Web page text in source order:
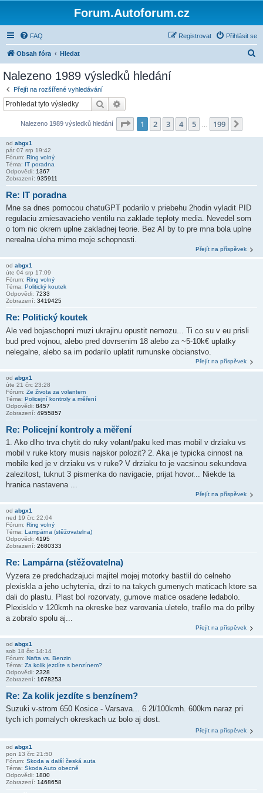
Forum.Autoforum.cz
FAQ Přihlásit se
Registrovat
Obsah fóra Hledat
Nalezeno 1989 výsledků hledání
Přejít na rozšířené vyhledávání
Hledat
Nalezeno 1989 výsledků hledání Stránka z 199
1 2 3 4 5 199
od abgx1
pát 07 srp 19:42
Fórum: Ring volný
Téma: IT poradna
Odpovědi: 1367
Zobrazení: 935911
Re: IT poradna
Mne sa dnes pomocou chatuGPT podarilo v priebehu 2hodin vyladit PID
regulaciu zmiesavacieho ventilu na zaklade teploty media. Nevedel som
o tom nic okrem uplne zakladnej teorie. Bez AI by to pre mna bola uplne
nerealna uloha mimo moje schopnosti.
Přejít na příspěvek
od abgx1
úte 04 srp 17:09
Fórum: Ring volný
Téma: Politický koutek
Odpovědi: 7233
Zobrazení: 3419425
Re: Politický koutek
Ale ved bojaschopni muzi ukrajinu opustit nemozu... Ti co su v eu prisli
bud pred vojnou, alebo pred dovrsenim 18 alebo za ~5-10k€ uplatky
nelegalne, alebo sa im podarilo uplatit rumunske obcianstvo.
Přejít na příspěvek
od abgx1
úte 21 črc 23:28
Fórum: Ze života za volantem
Téma: Policejní kontroly a měření
Odpovědi: 8457
Zobrazení: 4955857
Re: Policejní kontroly a měření
1. Ako dlho trva chytit do ruky volant/paku ked mas mobil v drziaku vs
mobil v ruke ktory musis najskor polozit? 2. Aka je typicka cinnost na
mobile ked je v drziaku vs v ruke? V drziaku to je vacsinou sekundova
zalezitost, tuknut 3 pismenka do navigacie, prijat hovor... Niekde ta
hranica nastavena ...
Přejít na příspěvek
od abgx1
ned 19 črc 22:04
Fórum: Ring volný
Téma: Lampárna (stěžovatelna)
Odpovědi: 4195
Zobrazení: 2680333
Re: Lampárna (stěžovatelna)
Vyzera ze predchadzajuci majitel mojej motorky bastlil do celneho
plexiskla a jeho uchytenia, drzi to na takych gumenych maticach ktore sa
dali do plastu. Plast bol rozorvaty, gumove matice osadene ledabolo.
Plexisklo v 120kmh na okreske bez varovania uletelo, trafilo ma do prilby
a zobralo spolu aj...
Přejít na příspěvek
od abgx1
sob 18 črc 14:14
Fórum: Nafta vs. Benzin
Téma: Za kolik jezdíte s benzínem?
Odpovědi: 2328
Zobrazení: 1678253
Re: Za kolik jezdíte s benzínem?
Suzuki v-strom 650 Kosice - Varsava... 6.2l/100kmh. 600km naraz pri
tych ich pomalych okreskach uz bolo aj dost.
Přejít na příspěvek
od abgx1
pon 13 črc 21:50
Fórum: Škoda a další česká auta
Téma: Škoda Auto obecně
Odpovědi: 1800
Zobrazení: 1468658